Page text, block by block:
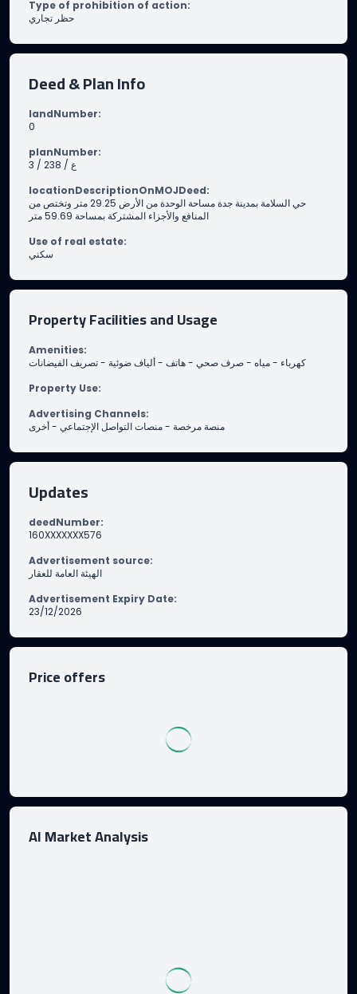
Type of prohibition of action:
حظر تجاري
Deed & Plan Info
landNumber:
0
planNumber:
3 / 238 / ع
locationDescriptionOnMOJDeed:
حي السلامة بمدينة جدة مساحة الوحدة من الأرض 29.25 متر وتختص من
المنافع والأجزاء المشتركة بمساحة 59.69 متر
Use of real estate:
سكني
Property Facilities and Usage
Amenities:
كهرباء -مياه -صرف صحي -هاتف -ألياف ضوئية -تصريف الفيضانات
Property Use:
Advertising Channels:
منصة مرخصة -منصات التواصل الإجتماعي -أخرى
Updates
deedNumber:
160XXXXXXX576
Advertisement source:
الهيئة العامة للعقار
Advertisement Expiry Date:
23/12/2026
Price offers
AI Market Analysis